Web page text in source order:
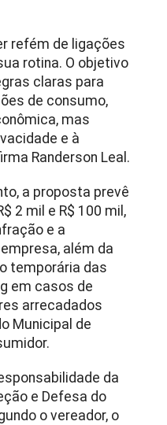
refém de ligações
rotina. O objetivo
claras para
de consumo,
mas
e à
Randerson Leal.
a proposta prevê
2 mil e R$ 100 mil,
e a
além da
temporária das
em casos de
arrecadados
Municipal de
da
e Defesa do
o vereador, o